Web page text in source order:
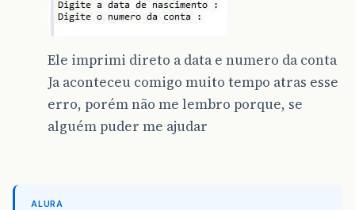
Ele imprimi direto a data e numero da conta
Ja aconteceu comigo muito tempo atras esse
erro, porém não me lembro porque, se
alguém puder me ajudar
ALURA